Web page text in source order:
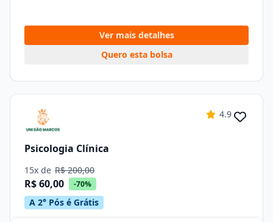
Ver mais detalhes
Quero esta bolsa
4.9
Psicologia Clínica
15x de R$ 200,00
R$ 60,00 -70%
A 2° Pós é Grátis